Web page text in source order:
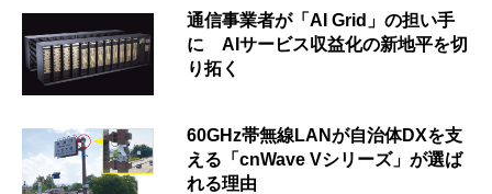
通信事業者が「AI Grid」の担い手
に AIサービス収益化の新地平を切
り拓く
60GHz帯無線LANが自治体DXを支
える「cnWave Vシリーズ」が選ば
れる理由